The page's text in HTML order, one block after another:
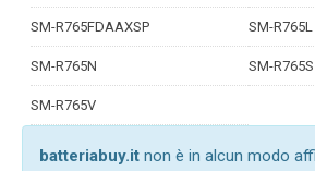
SM-R765FDAAXSP SM-R765L
SM-R765N SM-R765S
SM-R765V
batteriabuy.it non è in alcun modo